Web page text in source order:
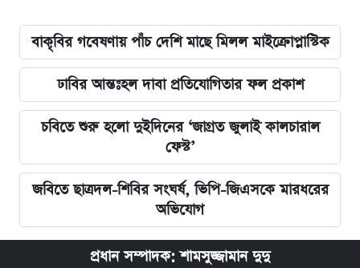
বাকৃবির গবেষণায় পাঁচ দেশি মাছে মিলল মাইক্রোপ্লাস্টিক
ঢাবির আন্তঃহল দাবা প্রতিযোগিতার ফল প্রকাশ
চবিতে শুরু হলো দুইদিনের ‘জাগ্রত জুলাই কালচারাল
ফেস্ট’
জবিতে ছাত্রদল-শিবির সংঘর্ষ, ভিপি-জিএসকে মারধরের
অভিযোগ
প্রধান সম্পাদক: শামসুজ্জামান দুদু